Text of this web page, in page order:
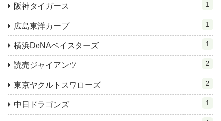
阪神タイガース 1
広島東洋カープ 1
横浜DeNAベイスターズ 1
読売ジャイアンツ 2
東京ヤクルトスワローズ 2
中日ドラゴンズ 1